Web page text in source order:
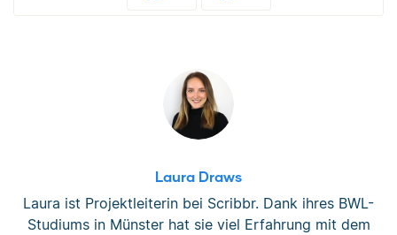
Laura Draws
Laura ist Projektleiterin bei Scribbr. Dank ihres BWL-
Studiums in Münster hat sie viel Erfahrung mit dem